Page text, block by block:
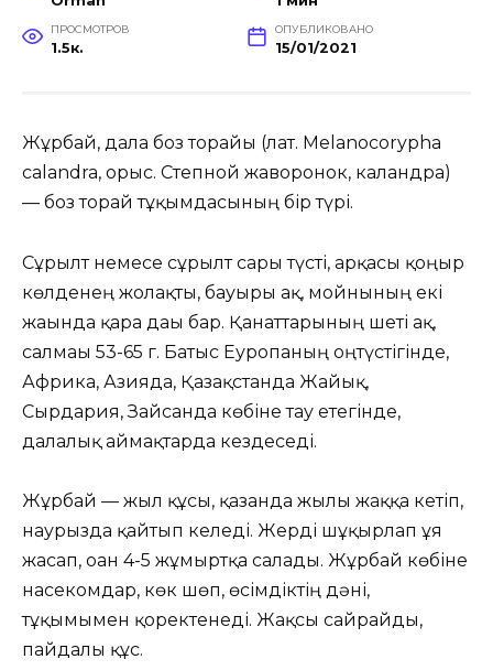
ПРОСМОТРОВ
1.5к.
ОПУБЛИКОВАНО
15/01/2021
Жұрбай, дала боз торғайы (лат. Melanocorypha
calandra, орыс. Степной жаворонок, каландра)
— боз торғай тұқымдасының бір түрі.
Сұрғылт немесе сұрғылт сары түсті, арқасы қоңыр
көлденең жолақты, бауыры ақ, мойнының екі
жағында қара дағы бар. Қанаттарының шеті ақ,
салмағы 53-65 г. Батыс Еуропаның оңтүстігінде,
Африка, Азияда, Қазақстанда Жайық,
Сырдария, Зайсанда көбіне тау етегінде,
далалық аймақтарда кездеседі.
Жұрбай — жыл құсы, қазанда жылы жаққа кетіп,
наурызда қайтып келеді. Жерді шұқырлап ұя
жасап, оған 4-5 жұмыртқа салады. Жұрбай көбіне
насекомдар, көк шөп, өсімдіктің дәні,
тұқымымен қоректенеді. Жақсы сайрайды,
пайдалы құс.